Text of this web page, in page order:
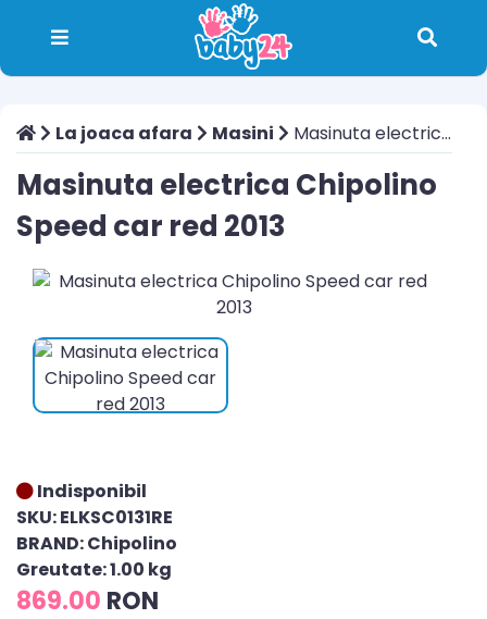
La joaca afara Masini Masinuta electrica Chipolino Speed car red 2013
Masinuta electrica Chipolino
Speed car red 2013
Indisponibil
SKU: ELKSC0131RE
BRAND: Chipolino
Greutate: 1.00 kg
869.00 RON